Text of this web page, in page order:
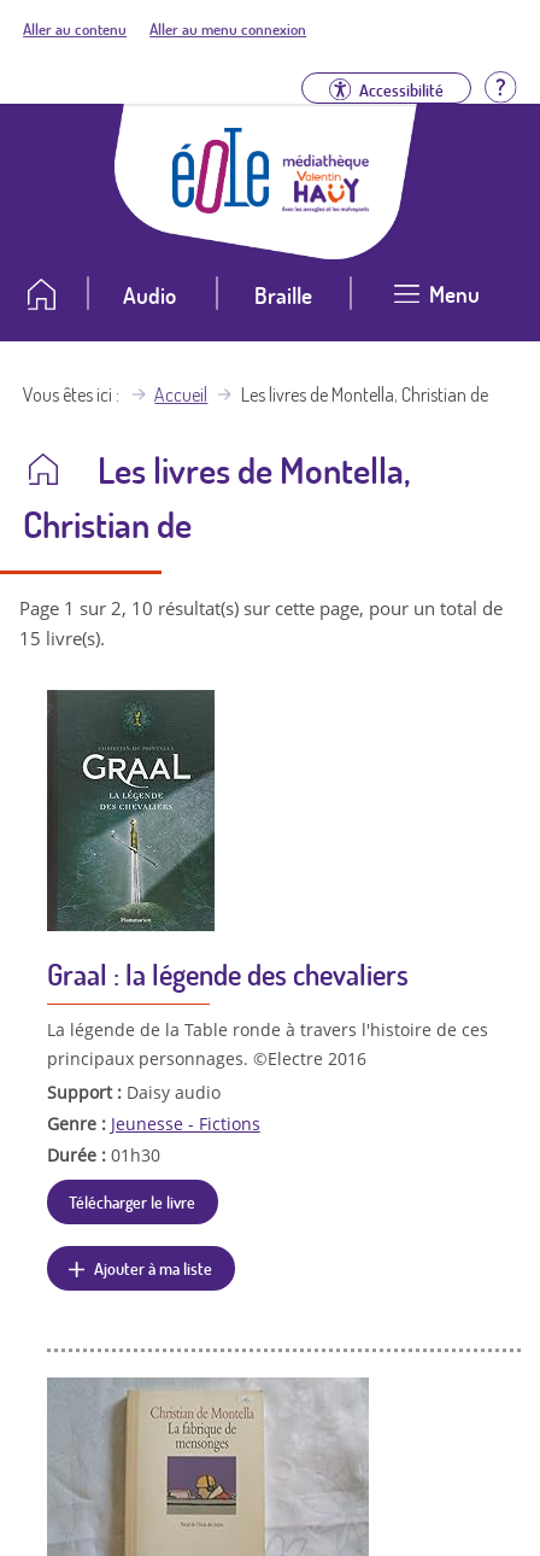
Aller au contenu Aller au menu connexion
Accessibilité
Audio Braille Menu
Vous êtes ici Accueil Les livres de Montella, Christian de
Les livres de Montella,
Christian de
Page 1 sur 2, 10 résultat(s) sur cette page, pour un total de
15 livre(s).
Graal : la légende des chevaliers
La légende de la Table ronde à travers l'histoire de ces
principaux personnages. ©Electre 2016
Support : Daisy audio
Genre : Jeunesse - Fictions
Durée : 01h30
Télécharger le livre
Ajouter à ma liste